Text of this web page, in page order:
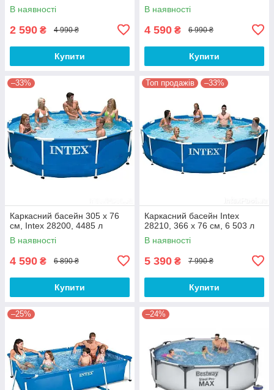
В наявності
2 590 ₴ 4 990 ₴
Купити
В наявності
4 590 ₴ 6 990 ₴
Купити
–33%
Каркасний басейн 305 x 76
см, Intex 28200, 4485 л
В наявності
4 590 ₴ 6 890 ₴
Купити
Топ продажів –33%
Каркасний басейн Intex
28210, 366 x 76 см, 6 503 л
В наявності
5 390 ₴ 7 990 ₴
Купити
–25% –24%